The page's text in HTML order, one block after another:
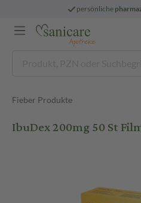
persönliche
Fieber Produkte
IbuDex 200mg 50 St